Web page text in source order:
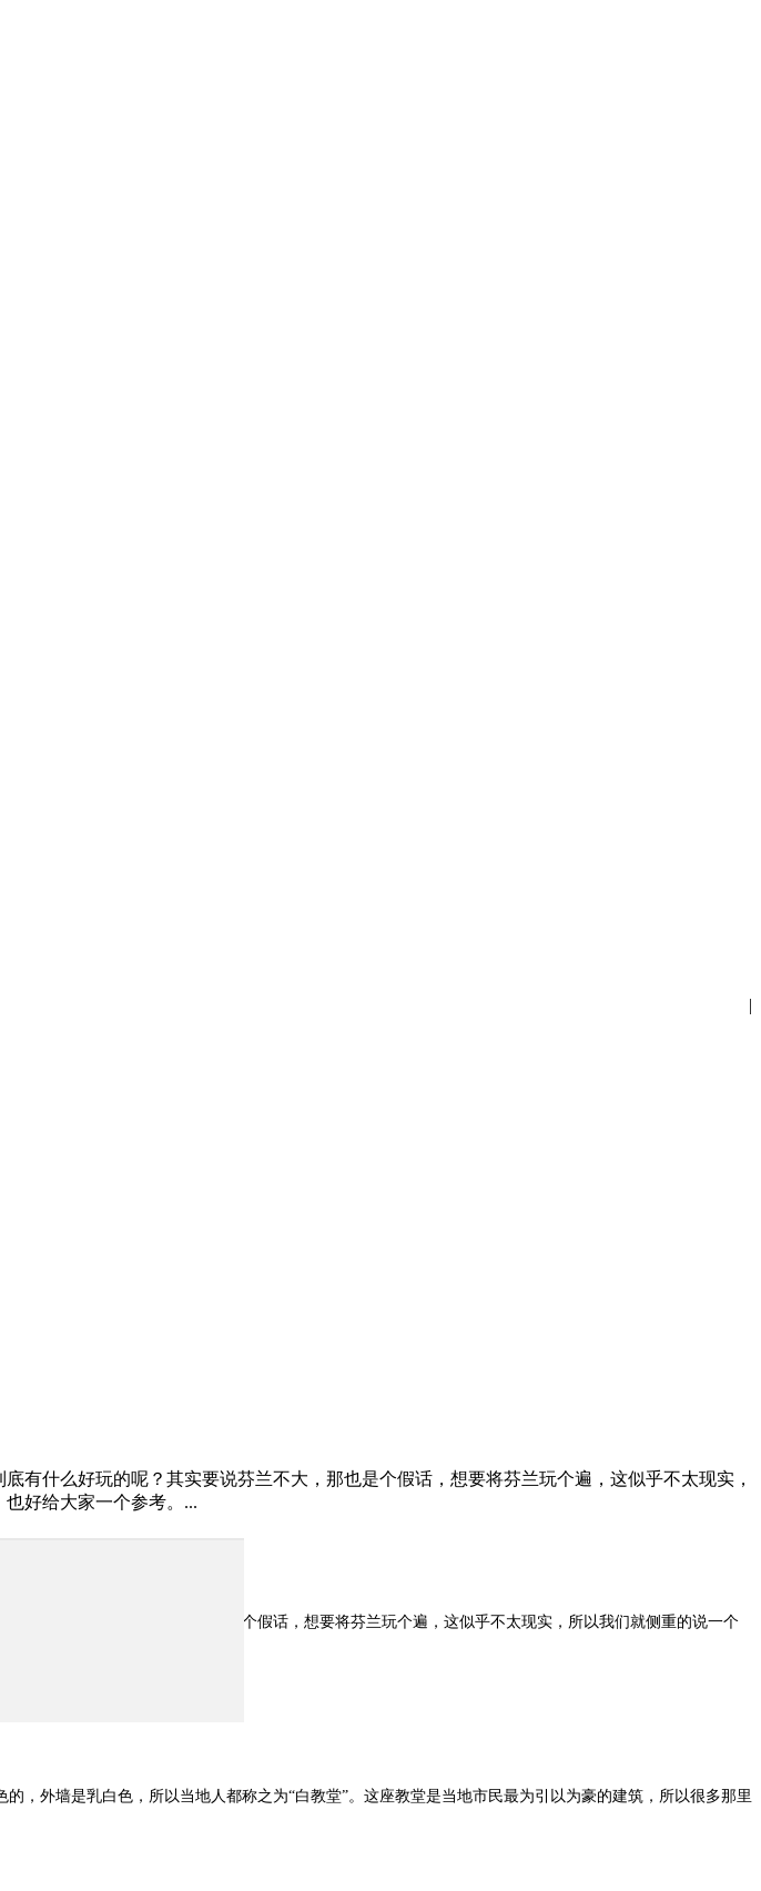
|
什么好玩的呢？其实要说芬兰不大，那也是个假话，想要将芬兰玩个遍，这似乎不太现实，
好给大家一个参考。...
呢？其实要说芬兰不大，那也是个假话，想要将芬兰玩个遍，这似乎不太现实，所以我们就侧重的说一个
，外墙是乳白色，所以当地人都称之为“白教堂”。这座教堂是当地市民最为引以为豪的建筑，所以很多那里